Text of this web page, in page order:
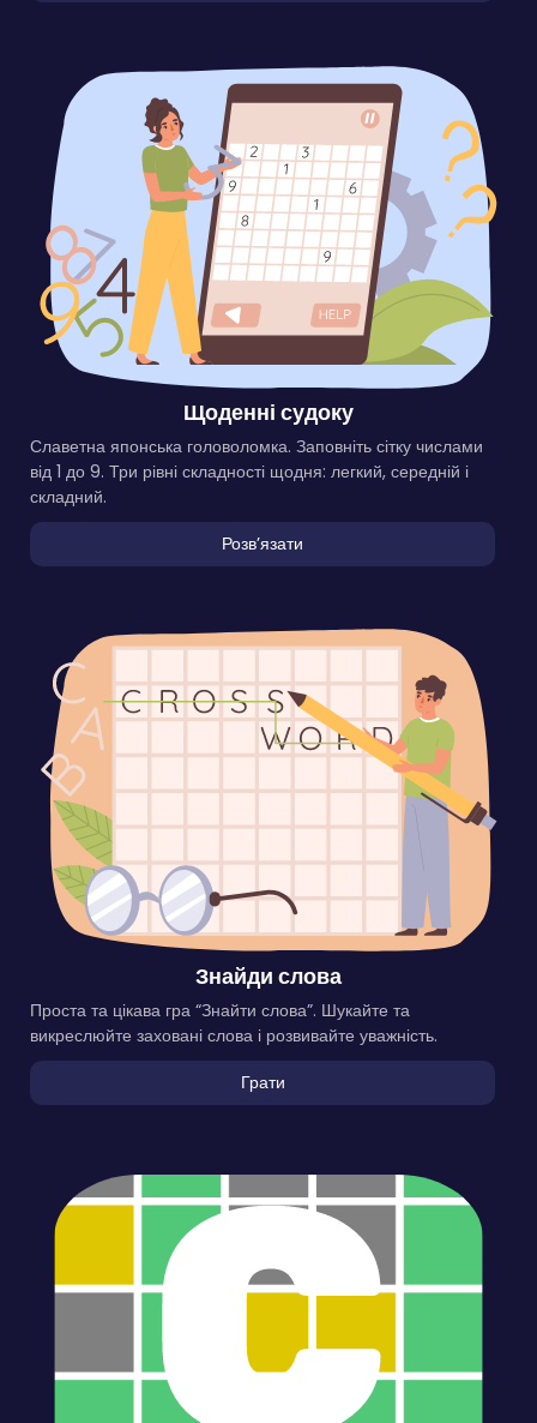
Щоденні судоку
Славетна японська головоломка. Заповніть сітку числами
від 1 до 9. Три рівні складності щодня: легкий, середній і
складний.
Розвʼязати
Знайди слова
Проста та цікава гра “Знайти слова”. Шукайте та
викреслюйте заховані слова і розвивайте уважність.
Грати